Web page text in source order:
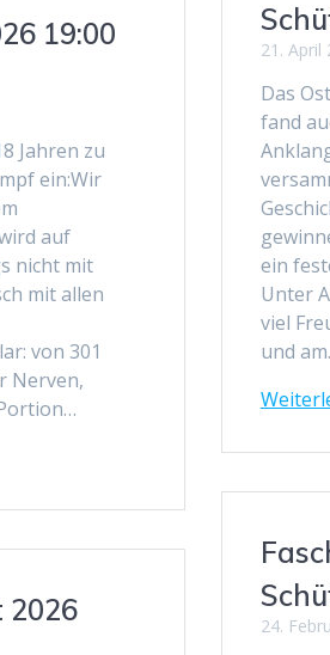
21. April
Das
fand
ein
Unter
viel
und
19:00
Jahren zu
ein:Wir
auf
nicht mit
mit allen
von 301
Nerven,
24.
2026